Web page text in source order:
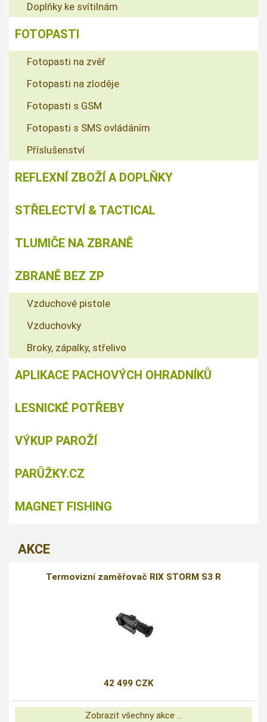
Doplňky ke svítilnám
FOTOPASTI
Fotopasti na zvěř
Fotopasti na zloděje
Fotopasti s GSM
Fotopasti s SMS ovládáním
Příslušenství
REFLEXNÍ ZBOŽÍ A DOPLŇKY
STŘELECTVÍ & TACTICAL
TLUMIČE NA ZBRANĚ
ZBRANĚ BEZ ZP
Vzduchové pistole
Vzduchovky
Broky, zápalky, střelivo
APLIKACE PACHOVÝCH OHRADNÍKŮ
LESNICKÉ POTŘEBY
VÝKUP PAROŽÍ
PARŮŽKY.CZ
MAGNET FISHING
AKCE
Termovizní zaměřovač RIX STORM S3 R
42 499 CZK
Zobrazit všechny akce ...